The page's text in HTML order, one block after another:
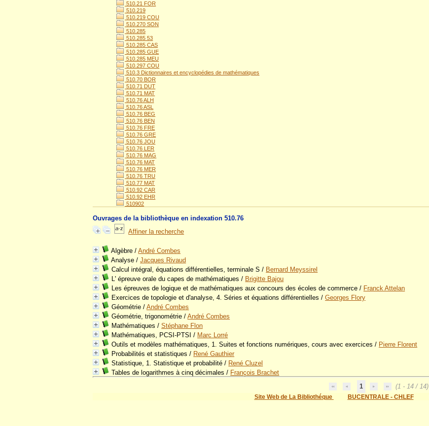
510.21 FOR
510.219
510.219 COU
510.270 SON
510.285
510.285 53
510.285 CAS
510.285 GUE
510.285 MEU
510.297 COU
510.3 Dictionnaires et encyclopédies de mathématiques
510.70 BOR
510.71 DUT
510.71 MAT
510.76 ALH
510.76 ASL
510.76 BEG
510.76 BEN
510.76 FRE
510.76 GRE
510.76 JOU
510.76 LER
510.76 MAG
510.76 MAT
510.76 MER
510.76 TRU
510.77 MAT
510.92 CAR
510.92 EHR
510902
Ouvrages de la bibliothèque en indexation 510.76
Affiner la recherche
Algèbre /André Combes
Analyse /Jacques Rivaud
Calcul intégral, équations différentielles, terminale S / Bernard Meyssirel
L' épreuve orale du capes de mathématiques / Brigitte Bajou
Les épreuves de logique et de mathématiques aux concours des écoles de commerce / Franck Attelan
Exercices de topologie et d'analyse, 4. Séries et équations différentielles /Georges Flory
Géométrie /André Combes
Géométrie, trigonométrie /André Combes
Mathématiques /Stéphane Flon
Mathématiques, PCSI-PTSI / Marc Lorré
Outils et modèles mathématiques, 1. Suites et fonctions numériques, cours avec exercices / Pierre Florent
Probabilités et statistiques / René Gauthier
Statistique, 1. Statistique et probabilité / René Cluzel
Tables de logarithmes à cinq décimales / François Brachet
1
(1 - 14 / 14)
Site Web de La Bibliothéque BUCENTRALE - CHLEF